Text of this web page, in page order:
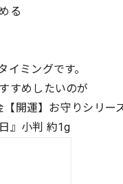
る
イミングです。
すめしたいのが
開運】お守りシリー
』小判 約1g